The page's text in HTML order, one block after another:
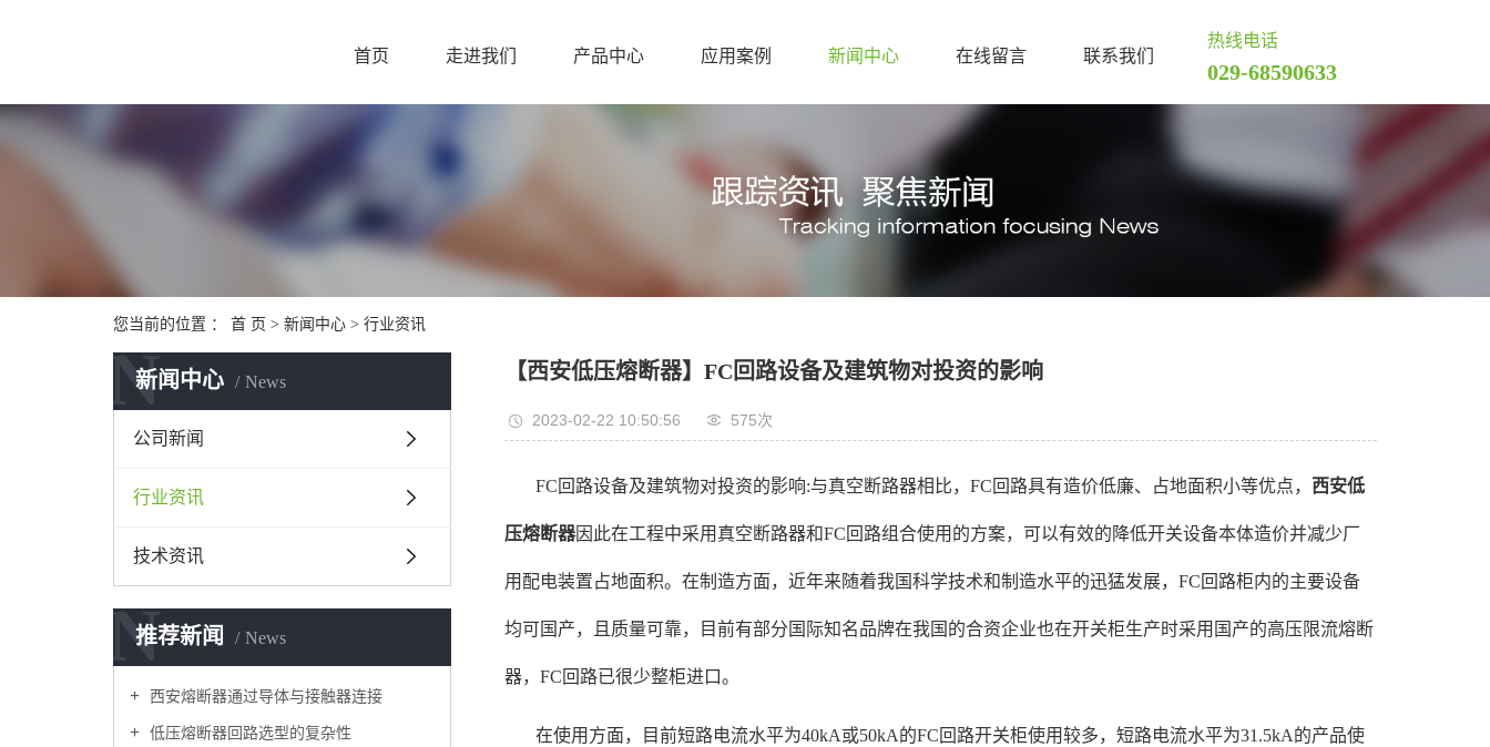
首页 走进我们 产品中心 应用案例 新闻中心 在线留言 联系我们
热线电话
029-68590633
您当前的位置 ： 首 页 > 新闻中心 > 行业资讯
新闻中心 News
N
公司新闻
行业资讯
技术资讯
推荐新闻 News
N
西安熔断器通过导体与接触器连接
低压熔断器回路选型的复杂性
【西安低压熔断器】FC回路设备及建筑物对投资的影响
2023-02-22 10:50:56 575次
FC回路设备及建筑物对投资的影响:与真空断路器相比，FC回路具有造价低廉、占地面积小等优点， 西安低
压熔断器因此在工程中采用真空断路器和FC回路组合使用的方案，可以有效的降低开关设备本体造价并减少厂
用配电装置占地面积。在制造方面，近年来随着我国科学技术和制造水平的迅猛发展，FC回路柜内的主要设备
均可国产，且质量可靠，目前有部分国际知名品牌在我国的合资企业也在开关柜生产时采用国产的高压限流熔断
器，FC回路已很少整柜进口。
在使用方面，目前短路电流水平为40kA或50kA的FC回路开关柜使用较多，短路电流水平为31.5kA的产品使